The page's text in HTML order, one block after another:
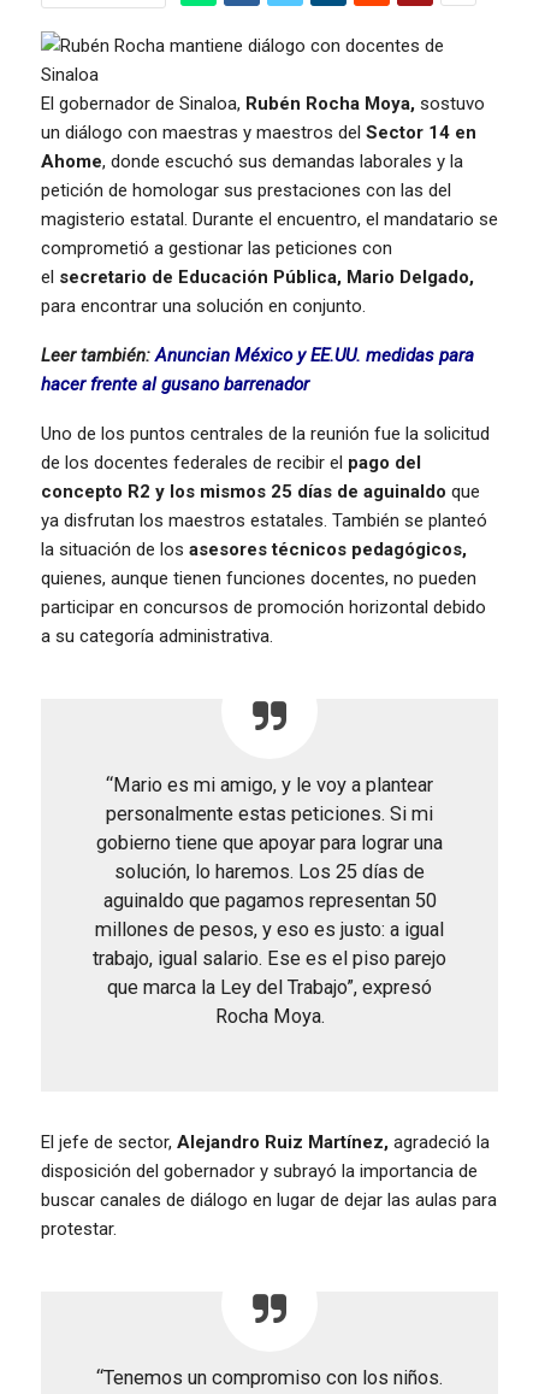
El gobernador de Sinaloa, Rubén Rocha Moya, sostuvo
un diálogo con maestras y maestros del Sector 14 en
Ahome, donde escuchó sus demandas laborales y la
petición de homologar sus prestaciones con las del
magisterio estatal. Durante el encuentro, el mandatario se
comprometió a gestionar las peticiones con
el secretario de Educación Pública, Mario Delgado,
para encontrar una solución en conjunto.
Leer también: Anuncian México y EE.UU. medidas para
hacer frente al gusano barrenador
Uno de los puntos centrales de la reunión fue la solicitud
de los docentes federales de recibir el pago del
concepto R2 y los mismos 25 días de aguinaldo que
ya disfrutan los maestros estatales. También se planteó
la situación de los asesores técnicos pedagógicos,
quienes, aunque tienen funciones docentes, no pueden
participar en concursos de promoción horizontal debido
a su categoría administrativa.
“Mario es mi amigo, y le voy a plantear
personalmente estas peticiones. Si mi
gobierno tiene que apoyar para lograr una
solución, lo haremos. Los 25 días de
aguinaldo que pagamos representan 50
millones de pesos, y eso es justo: a igual
trabajo, igual salario. Ese es el piso parejo
que marca la Ley del Trabajo”, expresó
Rocha Moya.
El jefe de sector, Alejandro Ruiz Martínez, agradeció la
disposición del gobernador y subrayó la importancia de
buscar canales de diálogo en lugar de dejar las aulas para
protestar.
“Tenemos un compromiso con los niños.